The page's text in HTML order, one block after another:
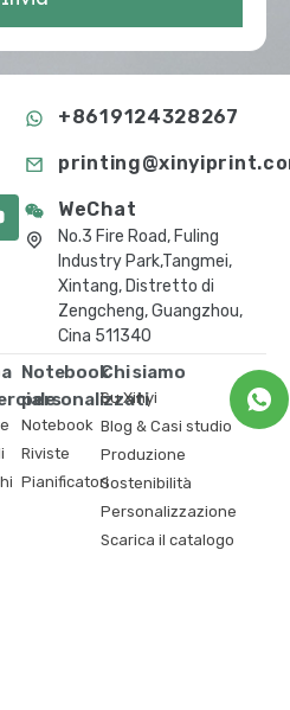
+8619124328267
WeChat
No.3 Fire Road, Fuling
Industry Park,Tangmei,
Xintang, Distretto di
Zengcheng, Guangzhou,
Cina 511340
Notebook
personalizzati
Notebook
Riviste
Pianificatori
Chi siamo
Su Xinyi
Blog & Casi studio
Produzione
Sostenibilità
Personalizzazione
Scarica il catalogo